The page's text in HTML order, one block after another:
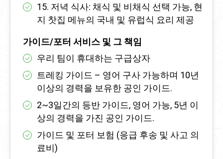
15. 저녁 식사: 채식 및 비채식 선택 가능, 현
지 찻집 메뉴의 국내 및 유럽식 요리 제공
가이드/포터 서비스 및 그 책임
우리 팀이 휴대하는 구급상자
트레킹 가이드 – 영어 구사 가능하며 10년
이상의 경력을 보유한 공인 가이드.
2~3일간의 등반 가이드, 영어 가능, 5년 이
상의 경력을 가진 공인 가이드.
가이드 및 포터 보험 (응급 후송 및 사고 의
료비)